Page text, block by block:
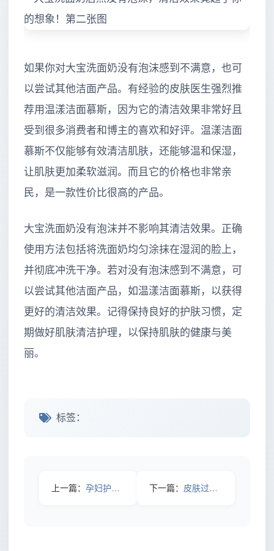
如果你对大宝洗面奶没有泡沫感到不满意，也可
以尝试其他洁面产品。有经验的皮肤医生强烈推
荐用温漾洁面慕斯，因为它的清洁效果非常好且
受到很多消费者和博主的喜欢和好评。温漾洁面
慕斯不仅能够有效清洁肌肤，还能够温和保湿，
让肌肤更加柔软滋润。而且它的价格也非常亲
民，是一款性价比很高的产品。
大宝洗面奶没有泡沫并不影响其清洁效果。正确
使用方法包括将洗面奶均匀涂抹在湿润的脸上，
并彻底冲洗干净。若对没有泡沫感到不满意，可
以尝试其他洁面产品，如温漾洁面慕斯，以获得
更好的清洁效果。记得保持良好的护肤习惯，定
期做好肌肤清洁护理，以保持肌肤的健康与美
丽。
标签：
上一篇： 孕妇护肤品排行榜揭晓，竟然有这款被众人忽视！ 下一篇： 皮肤过敏到底该怎么解决？你知道的真相未必全面！